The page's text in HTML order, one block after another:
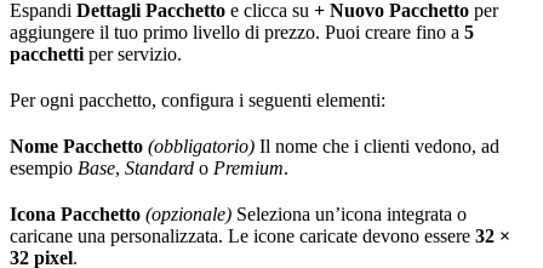
Espandi Dettagli Pacchetto e clicca su + Nuovo Pacchetto per
aggiungere il tuo primo livello di prezzo. Puoi creare fino a 5
pacchetti per servizio.
Per ogni pacchetto, configura i seguenti elementi:
Nome Pacchetto (obbligatorio) Il nome che i clienti vedono, ad
esempio Base, Standard o Premium.
Icona Pacchetto (opzionale) Seleziona un’icona integrata o
caricane una personalizzata. Le icone caricate devono essere 32 ×
32 pixel.